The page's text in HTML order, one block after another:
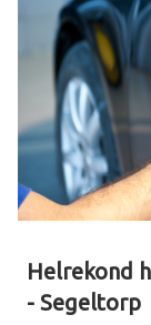
Helrekond
- Segeltorp